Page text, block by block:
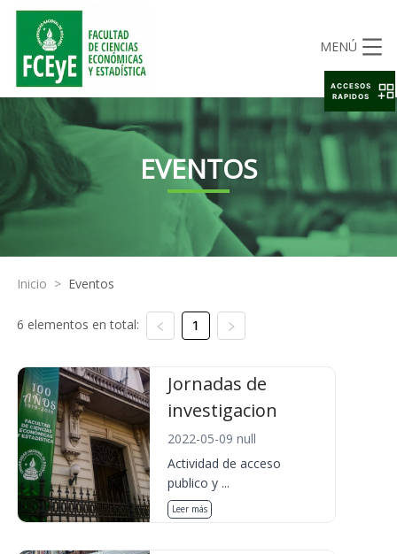
MENÚ
EVENTOS
Inicio > Eventos
6 elementos en total: 1
Jornadas de
investigacion
2022-05-09 null
Actividad de acceso
publico y ...
Leer más
ACCESOS
RAPIDOS